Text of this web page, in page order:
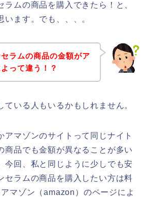
ラムの商品を購入できたら！と、
います。でも、、、。
ラムの商品の金額がア
って違う！？
ている人もいるかもしれません。
アマゾンのサイトって同じナイト
商品でも金額が異なることが多い
今回、私と同じように少しでも安
セラムの商品を購入したい方は料
マゾン（amazon）のページによ